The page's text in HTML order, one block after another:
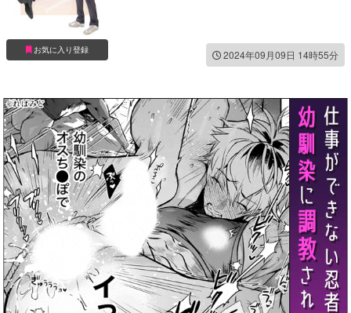
お気に入り登録 2024年09月09日 14時55分